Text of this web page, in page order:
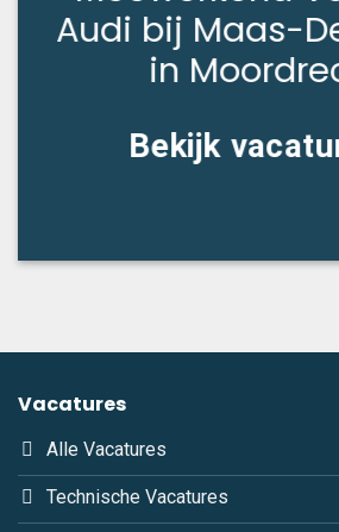
Audi bij Maas-
in
Bekijk
Vacatures
Alle Vacatures
Technische Vacatures